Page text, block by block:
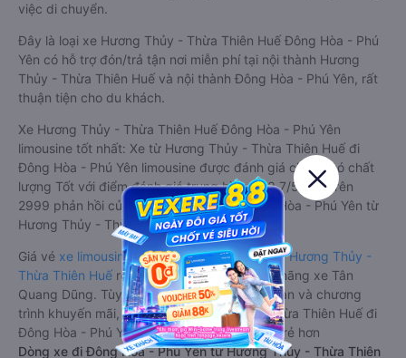
việc di chuyển.
Đây là loại xe Hương Thủy - Thừa Thiên Huế Đông Hòa - Phú
Yên có hỗ trợ đón/trả tận nơi miễn phí tại nội thành Hương
Thủy - Thừa Thiên Huế và nội thành Đông Hòa - Phú Yên, rất
thuận tiện cho du khách.
Xe Hương Thủy - Thừa Thiên Huế Đông Hòa - Phú Yên
limousine tốt nhất: Xe từ Hương Thủy - Thừa Thiên Huế đi
Đông Hòa - Phú Yên limousine được đánh giá chung có chất
lượng Tốt với điểm đánh giá trung bình từ 3.7/5 dựa trên
2999 phản hồi của hành khách Xe về Đông Hòa - Phú Yên từ
Hương Thủy - Thừa Thiên Huế.
Giá vé xe limousine đi Đông Hòa - Phú Yên từ Hương Thủy -
Thừa Thiên Huế rẻ nhất là 500000VND của hãng xe Tân
Quang Dũng. Tùy thuộc vào vị trí ngồi của bạn và chương
trình khuyến mãi, giá vé Xe Hương Thủy - Thừa Thiên Huế đi
Đông Hòa - Phú Yên limousine này có thể sẽ rẻ hơn
Dòng xe đi Đông Hòa - Phú Yên từ Hương Thủy - Thừa Thiên